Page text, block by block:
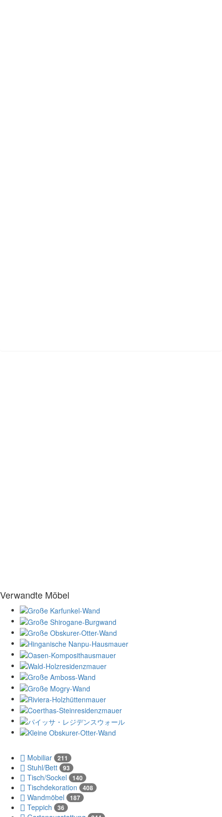
Verwandte Möbel
Mobiliar 211
Stuhl/Bett 93
Tisch/Sockel 140
Tischdekoration 408
Wandmöbel 187
Teppich 36